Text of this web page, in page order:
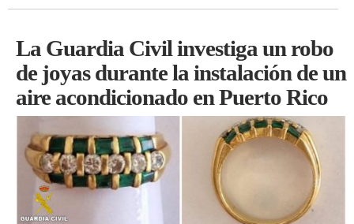
La Guardia Civil investiga un robo
de joyas durante la instalación de un
aire acondicionado en Puerto Rico